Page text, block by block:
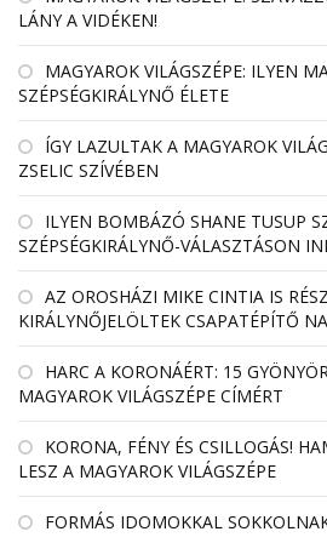
LÁNY A VIDÉKEN!
MAGYAROK VILÁGSZÉPE: ILYEN
SZÉPSÉGKIRÁLYNŐ ÉLETE
ÍGY LAZULTAK A MAGYAROK
ZSELIC SZÍVÉBEN
ILYEN BOMBÁZÓ SHANE TUSUP
SZÉPSÉGKIRÁLYNŐ-VÁLASZTÁSON
AZ OROSHÁZI MIKE CINTIA IS
KIRÁLYNŐJELÖLTEK CSAPATÉPÍTŐ
HARC A KORONÁÉRT: 15
MAGYAROK VILÁGSZÉPE CÍMÉRT
KORONA, FÉNY ÉS CSILLOGÁS!
LESZ A MAGYAROK VILÁGSZÉPE
FORMÁS IDOMOKKAL